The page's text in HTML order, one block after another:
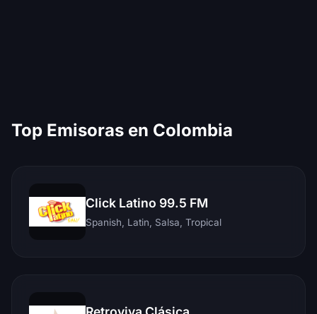
Top Emisoras en Colombia
Click Latino 99.5 FM
Spanish, Latin, Salsa, Tropical